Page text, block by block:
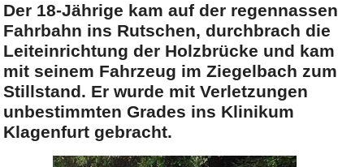
Der 18-Jährige kam auf der regennassen
Fahrbahn ins Rutschen, durchbrach die
Leiteinrichtung der Holzbrücke und kam
mit seinem Fahrzeug im Ziegelbach zum
Stillstand. Er wurde mit Verletzungen
unbestimmten Grades ins Klinikum
Klagenfurt gebracht.